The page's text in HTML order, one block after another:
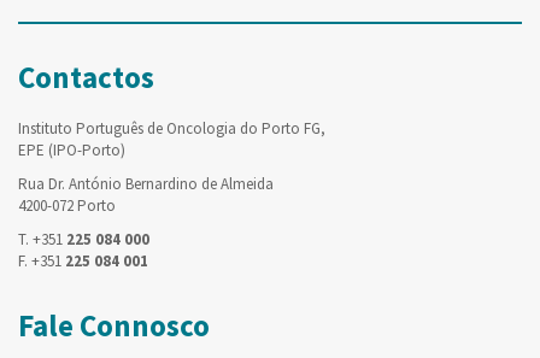
Contactos
Instituto Português de Oncologia do Porto FG,
EPE (IPO-Porto)
Rua Dr. António Bernardino de Almeida
4200-072 Porto
T. +351 225 084 000
F. +351 225 084 001
Fale Connosco